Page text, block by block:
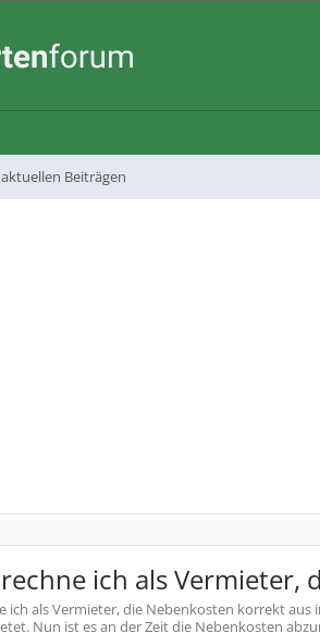
Beiträgen
ich als Vermieter,
ich als Vermieter, die Nebenkosten korrekt aus
Nun ist es an der Zeit die Nebenkosten